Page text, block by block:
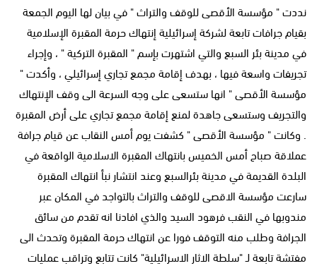
نددت " مؤسسة الأقصى للوقف والتراث " في بيان لها اليوم الجمعة
بقيام جرافات تابعة لشركة إسرائيلية إنتهاك حرمة المقبرة الإسلامية
في مدينة بئر السبع والتي اشتهرت بإسم " المقبرة التركية " ، وإجراء
تجريفات واسعة فيها ، بهدف إقامة مجمع تجاري إسرائيلي ، وأكدت "
مؤسسة الأقصى " انها ستسعى على وجه السرعة الى وقف الإنتهاك
والتجريف وستسعى جاهدة لمنع إقامة مجمع تجاري على أرض المقبرة
. وكانت " مؤسسة الأقصى " كشفت يوم أمس النقاب عن قيام جرافة
عملاقة صباح أمس الخميس بانتهاك المقبرة الاسلامية الواقعة في
البلدة القديمة في مدينة بئرالسبع وعند انتشار نبأ انتهاك المقبرة
سارعت مؤسسة الاقصى للوقف والتراث بالتواجد في المكان عبر
مندوبها في النقب فرهود السيد والذي افادنا انه تقدم من سائق
الجرافة وطلب منه التوقف فورا عن انتهاك حرمة المقبرة وتحدث الى
مفتشة تابعة لـ "سلطة الاثار الاسرائيلية" كانت تتابع وتراقب عمليات